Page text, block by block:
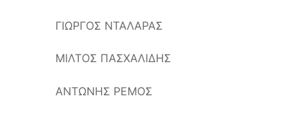
ΓΙΩΡΓΟΣ ΝΤΑΛΑΡΑΣ
ΜΙΛΤΟΣ ΠΑΣΧΑΛΙΔΗΣ
ΑΝΤΩΝΗΣ ΡΕΜΟΣ